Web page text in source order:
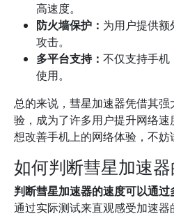
高速度。
防火墙保护： 为用户提供
攻击。
多平台支持： 不仅支持手机
使用。
总的来说，彗星加速器凭借其
验，成为了许多用户提升网络
想改善手机上的网络体验，不妨
如何判断彗星加速器
判断彗星加速器的速度可以通过
通过实际测试来直观感受加速